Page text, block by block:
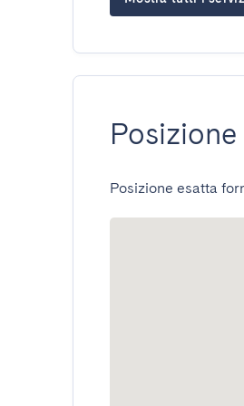
Posizione
Posizione esatta